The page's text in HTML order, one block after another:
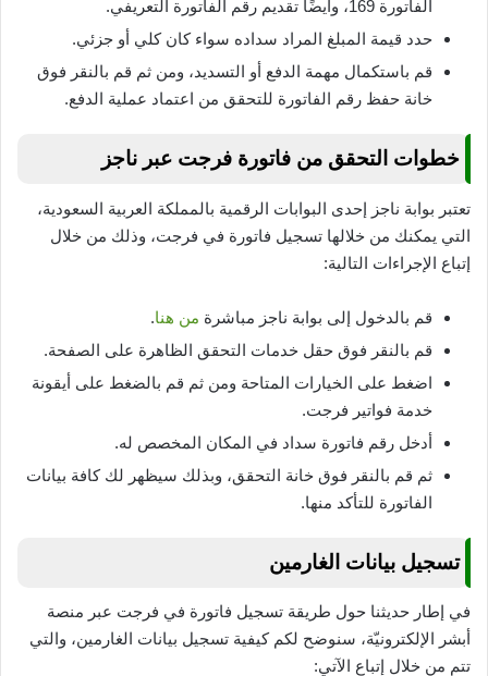
الفاتورة 169، وأيضًا تقديم رقم الفاتورة التعريفي.
حدد قيمة المبلغ المراد سداده سواء كان كلي أو جزئي.
قم باستكمال مهمة الدفع أو التسديد، ومن ثم قم بالنقر فوق
خانة حفظ رقم الفاتورة للتحقق من اعتماد عملية الدفع.
خطوات التحقق من فاتورة فرجت عبر ناجز
تعتبر بوابة ناجز إحدى البوابات الرقمية بالمملكة العربية السعودية،
التي يمكنك من خلالها تسجيل فاتورة في فرجت، وذلك من خلال
إتباع الإجراءات التالية:
قم بالدخول إلى بوابة ناجز مباشرة من هنا.
قم بالنقر فوق حقل خدمات التحقق الظاهرة على الصفحة.
اضغط على الخيارات المتاحة ومن ثم قم بالضغط على أيقونة
خدمة فواتير فرجت.
أدخل رقم فاتورة سداد في المكان المخصص له.
ثم قم بالنقر فوق خانة التحقق، وبذلك سيظهر لك كافة بيانات
الفاتورة للتأكد منها.
تسجيل بيانات الغارمين
في إطار حديثنا حول طريقة تسجيل فاتورة في فرجت عبر منصة
أبشر الإلكترونيّة، سنوضح لكم كيفية تسجيل بيانات الغارمين، والتي
تتم من خلال إتباع الآتي: